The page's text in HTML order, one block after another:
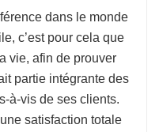
dans le monde
, c’est pour cela que
vie, afin de prouver
partie intégrante des
à-vis de ses clients.
satisfaction totale